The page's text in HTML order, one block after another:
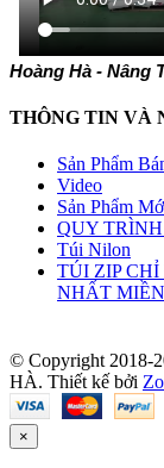
Hoàng Hà - Nâng
THÔNG TIN VÀ
Sản Phẩm
Video
Sản Phẩm
QUY
Túi Nilon
TÚI ZIP CHỈ
NHẤT
© Copyright
HÀ. Thiết kế bởi
×